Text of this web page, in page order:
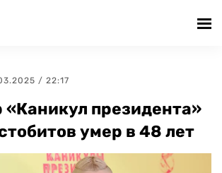
/ 22:17
президента»
умер в 48 лет